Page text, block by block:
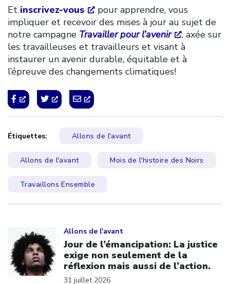
Et inscrivez-vous
pour apprendre, vous
impliquer et recevoir des mises à jour au sujet de
notre campagne Travailler pour l’avenir
, axée sur
les travailleuses et travailleurs et visant à
instaurer un avenir durable, équitable et à
l’épreuve des changements climatiques!
Étiquettes: Allons de l'avant
Allons de l'avant Mois de l'histoire des Noirs
Travaillons Ensemble
Allons de l'avant
Jour de l’émancipation: La justice
exige non seulement de la
réflexion mais aussi de l’action.
31 juillet 2026